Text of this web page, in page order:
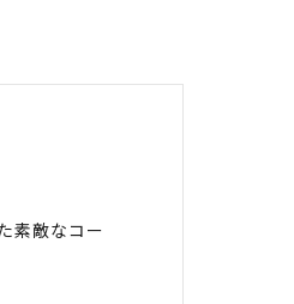
素敵なコー